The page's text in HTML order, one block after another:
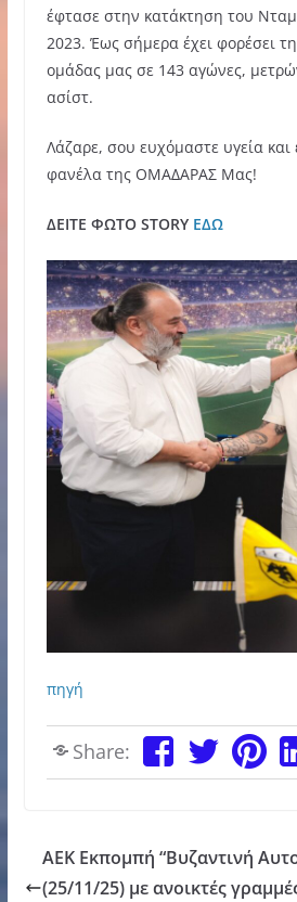
έφτασε στην κατάκτηση του
2023. Έως σήμερα έχει φορέσει
ομάδας μας σε 143 αγώνες,
ασίστ.
Λάζαρε, σου ευχόμαστε υγεία και
φανέλα της ΟΜΑΔΑΡΑΣ Mας!
ΔΕΙΤΕ ΦΩΤΟ STORY ΕΔΩ
πηγή
Share:
AEK Εκπομπή “Βυζαντινή
(25/11/25) με ανοικτές